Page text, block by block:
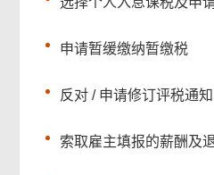
申请暂缓缴纳暂缴税
反对 / 申请修订评税通
索取雇主填报的薪酬及